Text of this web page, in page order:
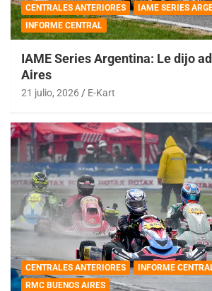
CENTRALES ANTERIORES
IAME SERIES
INFORME CENTRAL
IAME Series Argentina: Le dijo
Aires
21 julio, 2026 E-Kart
CENTRALES ANTERIORES
INFORME
RMC BUENOS AIRES